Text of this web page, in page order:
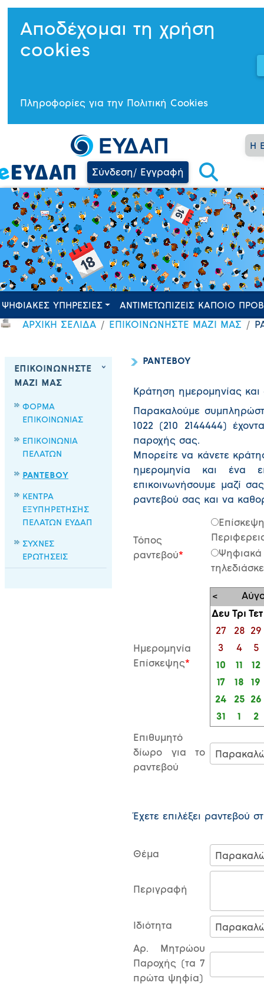
Αποδέχομαι τη χρήση
cookies
Πληροφορίες για την Πολιτική Cookies
Η
Σύνδεση/ Εγγραφή
ΨΗΦΙΑΚΕΣ ΥΠΗΡΕΣΙΕΣ ΑΝΤΙΜΕΤΩΠΙΖΕΙΣ ΚΑΠΟΙΟ
ΑΡΧΙΚΗ ΣΕΛΙΔΑ ΕΠΙΚΟΙΝΩΝΗΣΤΕ ΜΑΖΙ ΜΑΣ
ΕΠΙΚΟΙΝΩΝΗΣΤΕ
ΜΑΖΙ ΜΑΣ
ΦΟΡΜΑ
ΕΠΙΚΟΙΝΩΝΙΑΣ
ΕΠΙΚΟΙΝΩΝΙΑ
ΠΕΛΑΤΩΝ
ΡΑΝΤΕΒΟΥ
ΚΕΝΤΡΑ
ΕΞΥΠΗΡΕΤΗΣΗΣ
ΠΕΛΑΤΩΝ ΕΥΔΑΠ
ΣΥΧΝΕΣ
ΕΡΩΤΗΣΕΙΣ
ΡΑΝΤΕΒΟΥ
Κράτηση ημερομηνίας
Παρακαλούμε
1022 (210 2144444)
παροχής σας.
Μπορείτε να κάνετε
ημερομηνία και ένα
επικοινωνήσουμε μαζί
ραντεβού σας και να
Τόπος
ραντεβού
Ημερομηνία
Επίσκεψης
<
Δευ Τρι Τετ
27
28
29
3
4
5
10
11
12
17
18
19
24
25
26
31
1 2
Επιθυμητό
δίωρο για το
ραντεβού
Έχετε επιλέξει ραντεβού
Θέμα
Περιγραφή
Ιδιότητα
Αρ. Μητρώου
Παροχής (τα 7
πρώτα ψηφία)